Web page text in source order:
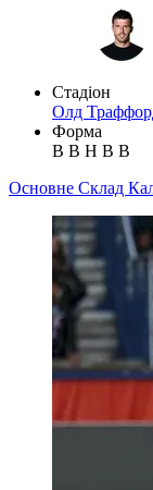
Стадіон
Олд
Форма
В В Н В В
Основне Склад